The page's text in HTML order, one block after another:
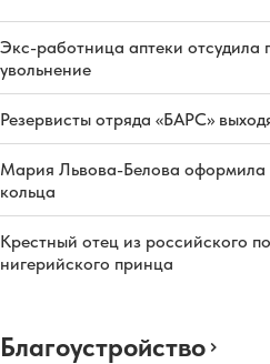
Экс-работница аптеки отсудила
увольнение
Резервисты отряда «БАРС»
Мария Львова-Белова оформила
кольца
Крестный отец из российского
нигерийского принца
Благоустройство